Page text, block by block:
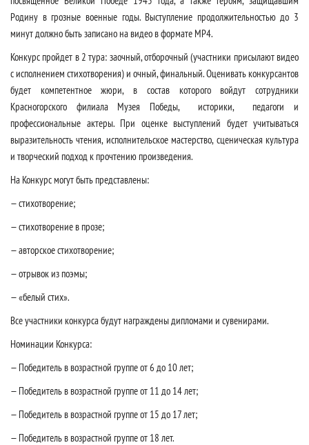
Родину в грозные военные годы. Выступление продолжительностью до 3
минут должно быть записано на видео в формате МР4.
Конкурс пройдет в 2 тура: заочный, отборочный (участники присылают видео
с исполнением стихотворения) и очный, финальный. Оценивать конкурсантов
будет компетентное жюри, в состав которого войдут сотрудники
Красногорского филиала Музея Победы, историки, педагоги и
профессиональные актеры. При оценке выступлений будет учитываться
выразительность чтения, исполнительское мастерство, сценическая культура
и творческий подход к прочтению произведения.
На Конкурс могут быть представлены:
— стихотворение;
— стихотворение в прозе;
— авторское стихотворение;
— отрывок из поэмы;
— «белый стих».
Все участники конкурса будут награждены дипломами и сувенирами.
Номинации Конкурса:
— Победитель в возрастной группе от 6 до 10 лет;
— Победитель в возрастной группе от 11 до 14 лет;
— Победитель в возрастной группе от 15 до 17 лет;
— Победитель в возрастной группе от 18 лет.